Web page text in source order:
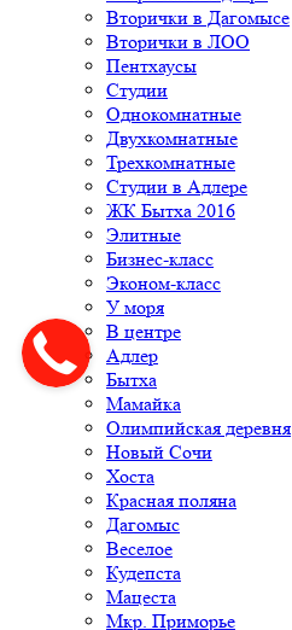
Вторички в Дагомысе
Вторички в ЛОО
Пентхаусы
Студии
Однокомнатные
Двухкомнатные
Трехкомнатные
Студии в Адлере
ЖК Бытха 2016
Элитные
Бизнес-класс
Эконом-класс
У моря
В центре
Адлер
Бытха
Мамайка
Олимпийская деревня
Новый Сочи
Хоста
Красная поляна
Дагомыс
Веселое
Кудепста
Мацеста
Мкр. Приморье